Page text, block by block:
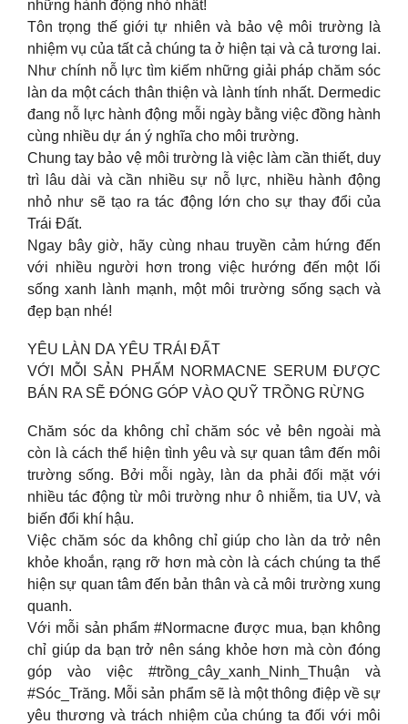
những hành động nhỏ nhất!
Tôn trọng thế giới tự nhiên và bảo vệ môi trường là
nhiệm vụ của tất cả chúng ta ở hiện tại và cả tương lai.
Như chính nỗ lực tìm kiếm những giải pháp chăm sóc
làn da một cách thân thiện và lành tính nhất. Dermedic
đang nỗ lực hành động mỗi ngày bằng việc đồng hành
cùng nhiều dự án ý nghĩa cho môi trường.
Chung tay bảo vệ môi trường là việc làm cần thiết, duy
trì lâu dài và cần nhiều sự nỗ lực, nhiều hành động
nhỏ như sẽ tạo ra tác động lớn cho sự thay đổi của
Trái Đất.
Ngay bây giờ, hãy cùng nhau truyền cảm hứng đến
với nhiều người hơn trong việc hướng đến một lối
sống xanh lành mạnh, một môi trường sống sạch và
đẹp bạn nhé!
YÊU LÀN DA YÊU TRÁI ĐẤT
VỚI MỖI SẢN PHẨM NORMACNE SERUM ĐƯỢC
BÁN RA SẼ ĐÓNG GÓP VÀO QUỸ TRỒNG RỪNG
Chăm sóc da không chỉ chăm sóc vẻ bên ngoài mà
còn là cách thể hiện tình yêu và sự quan tâm đến môi
trường sống. Bởi mỗi ngày, làn da phải đối mặt với
nhiều tác động từ môi trường như ô nhiễm, tia UV, và
biến đổi khí hậu.
Việc chăm sóc da không chỉ giúp cho làn da trở nên
khỏe khoắn, rạng rỡ hơn mà còn là cách chúng ta thể
hiện sự quan tâm đến bản thân và cả môi trường xung
quanh.
Với mỗi sản phẩm #Normacne được mua, bạn không
chỉ giúp da bạn trở nên sáng khỏe hơn mà còn đóng
góp vào việc #trồng_cây_xanh_Ninh_Thuận và
#Sóc_Trăng. Mỗi sản phẩm sẽ là một thông điệp về sự
yêu thương và trách nhiệm của chúng ta đối với môi